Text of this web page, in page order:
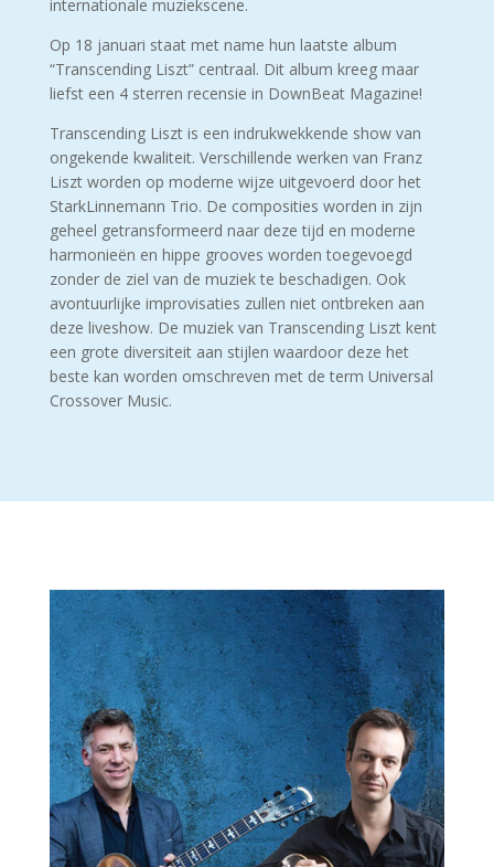
internationale muziekscene.
Op 18 januari staat met name hun laatste album
“Transcending Liszt” centraal. Dit album kreeg maar
liefst een 4 sterren recensie in DownBeat Magazine!
Transcending Liszt is een indrukwekkende show van
ongekende kwaliteit. Verschillende werken van Franz
Liszt worden op moderne wijze uitgevoerd door het
StarkLinnemann Trio. De composities worden in zijn
geheel getransformeerd naar deze tijd en moderne
harmonieën en hippe grooves worden toegevoegd
zonder de ziel van de muziek te beschadigen. Ook
avontuurlijke improvisaties zullen niet ontbreken aan
deze liveshow. De muziek van Transcending Liszt kent
een grote diversiteit aan stijlen waardoor deze het
beste kan worden omschreven met de term Universal
Crossover Music.